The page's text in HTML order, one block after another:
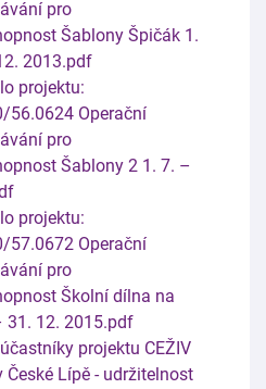
pro
Šablony Špičák 1.
2013.pdf
projektu:
56.0624 Operační
pro
Šablony 2 1. 7. –
projektu:
57.0672 Operační
pro
Školní dílna na
31. 12. 2015.pdf
projektu CEŽIV
České Lípě - udržitelnost